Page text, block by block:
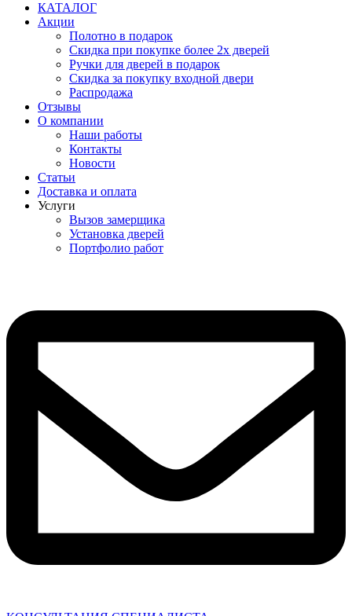
КАТАЛОГ
Акции
Полотно в подарок
Скидка при покупке более 2х дверей
Ручки для дверей в подарок
Скидка за покупку входной двери
Распродажа
Отзывы
О компании
Наши работы
Контакты
Новости
Статьи
Доставка и оплата
Услуги
Вызов замерщика
Установка дверей
Портфолио работ